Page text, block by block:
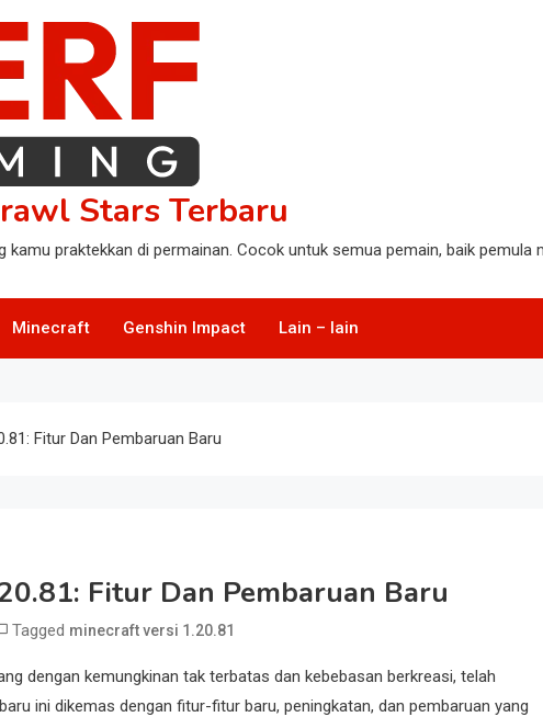
Stars Terbaru
kamu praktekkan di permainan. Cocok untuk semua pemain, baik
Minecraft Genshin Impact Lain – lain
Fitur Dan Pembaruan Baru
Fitur Dan Pembaruan Baru
Tagged minecraft versi 1.20.81
dengan kemungkinan tak terbatas dan kebebasan berkreasi, telah
ini dikemas dengan fitur-fitur baru, peningkatan, dan pembaruan yang